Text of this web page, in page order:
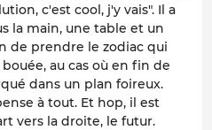
c'est cool, j'y vais". Il a
la main, une table et un
de prendre le zodiac qui
au cas où en fin de
dans un plan foireux.
à tout. Et hop, il est
vers la droite, le futur.